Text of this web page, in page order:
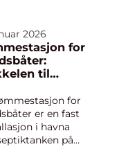
forbinder
med raske
men
gjelder alt
t...
2026
for
til
båtliv
for
er en fast
i havna
på